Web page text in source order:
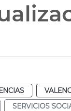
SERVICIOS